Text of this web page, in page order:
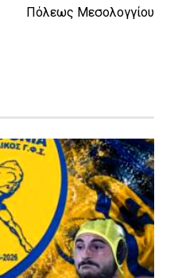
Πόλεως Μεσολογγίου